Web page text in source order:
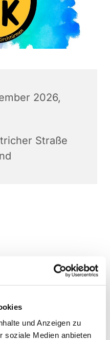
und Anzeigen zu
soziale Medien anbieten
2026,
Straße